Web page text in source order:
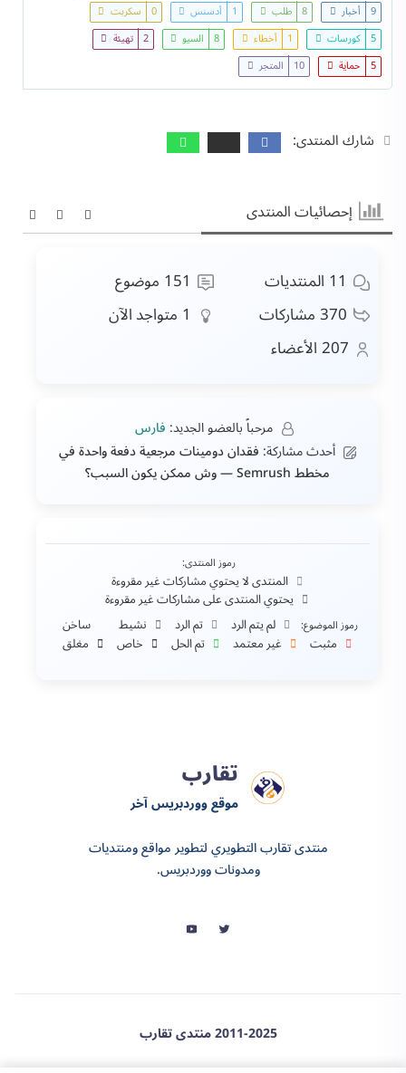
9 أخبار 8 طلب 1 أدسنس 0 سكربت
5 كورسات 1 أخطاء 8 السيو 2 تهيئة
5 حماية 10 المتجر
شارك المنتدى:
إحصائيات المنتدى
11المنتديات 151موضوع
370مشاركات 1متواجد الآن
207الأعضاء
مرحباً بالعضو الجديد: فارس
أحدث مشاركة: فقدان دومينات مرجعية دفعة واحدة في
مخطط Semrush — وش ممكن يكون السبب؟
رموز المنتدى:
المنتدى لا يحتوي مشاركات غير مقروءة
يحتوي المنتدى على مشاركات غير مقروءة
رموز الموضوع: لم يتم الرد تم الرد نشيط ساخن
مثبت غير معتمد تم الحل خاص مغلق
تقارب
موقع ووردبريس آخر
منتدى تقارب التطويري لتطوير مواقع ومنتديات
ومدونات ووردبريس.
2011-2025 منتدى تقارب